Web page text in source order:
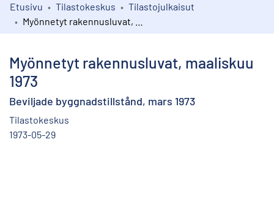
Kokoelmat
Etusivu Tilastokeskus
Tilastojulkaisut
Myönnetyt rakennusluvat, maaliskuu
1973
Beviljade byggnadstillstånd, mars 1973
Tilastokeskus
1973-05-29